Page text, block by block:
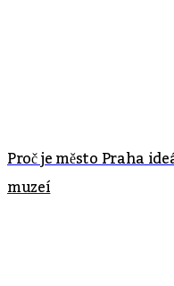
Proč je město Praha
muzeí